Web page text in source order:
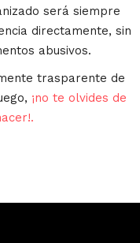
será siempre
directamente, sin
abusivos.
trasparente de
¡no te olvides de